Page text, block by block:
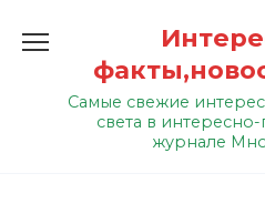
содержанию
Самые свежие
света в
журнале